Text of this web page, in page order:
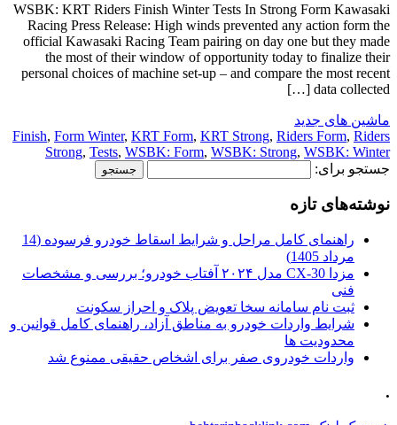
WSBK: KRT Riders Finish Winter Tests In Strong Form Kawasaki
Racing Press Release: High winds prevented any action form the
official Kawasaki Racing Team pairing on day one but they made
the most of their window of opportunity today to finalize their
personal choices of machine set-up – and compare the most recent
data collected […]
ماشین های جدید
Finish, Form Winter, KRT Form, KRT Strong, Riders Form, Riders
Strong, Tests, WSBK: Form, WSBK: Strong, WSBK: Winter
جستجو برای:
نوشته‌های تازه
راهنمای کامل مراحل و شرایط اسقاط خودرو فرسوده (14
مرداد 1405)
مزدا CX-30 مدل ۲۰۲۴ آفتاب خودرو؛ بررسی و مشخصات
فنی
ثبت نام سامانه سخا تعویض پلاک و احراز سکونت
شرایط واردات خودرو به مناطق آزاد، راهنمای کامل قوانین و
محدودیت ها
واردات خودروی صفر برای اشخاص حقیقی ممنوع شد
.